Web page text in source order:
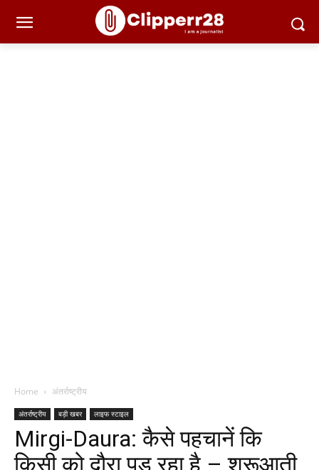
Home अंतर्राष्ट्रीय
अंतर्राष्ट्रीय बड़ी खबर लाइफ स्टाइल
Mirgi-Daura: कैसे पहचानें कि
किसी को दौरा पड़ रहा है – शुरूआती